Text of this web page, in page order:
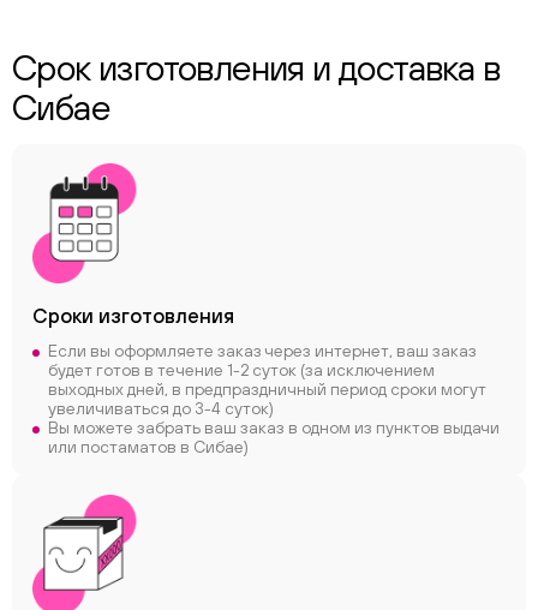
Срок изготовления и доставка в
Сибае
Сроки изготовления
Если вы оформляете заказ через интернет, ваш заказ
будет готов в течение 1-2 суток (за исключением
выходных дней, в предпраздничный период сроки могут
увеличиваться до 3-4 суток)
Вы можете забрать ваш заказ в одном из пунктов выдачи
или постаматов в Сибае)